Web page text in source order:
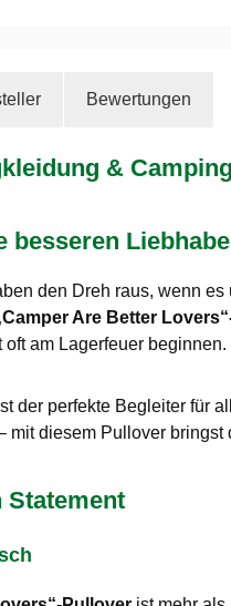
Bewertungen
&
besseren
den Dreh raus, wenn
Are Better
am Lagerfeuer beginnen.
der perfekte Begleiter für
mit diesem Pullover
Statement